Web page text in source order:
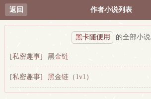
返回 作者小说列表
黑卡随便用 的全部小说
[私密趣事] 黑金链
[私密趣事] 黑金链（1v1）